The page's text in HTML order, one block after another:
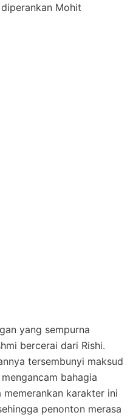
Mohit
yang sempurna
bercerai dari Rishi.
tersembunyi maksud
bahagia
karakter ini
penonton merasa